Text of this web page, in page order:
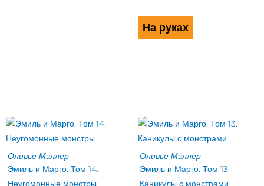
Оливье Мэллер
Эмиль и Марго. Том 14.
Неугомонные монстры
На руках
Оливье Мэллер
Эмиль и Марго. Том 13.
Каникулы с монстрами